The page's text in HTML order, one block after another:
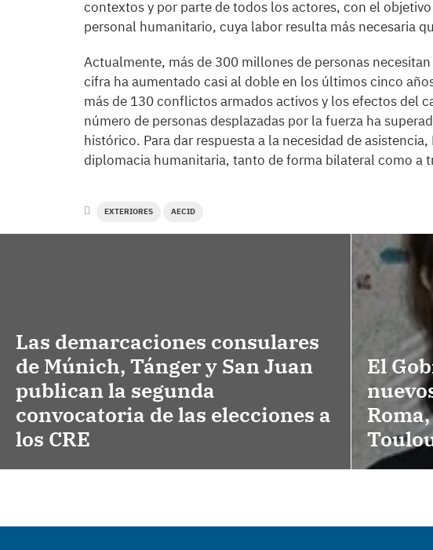
contextos y por parte de todos los actores, con el
personal humanitario, cuya labor resulta más necesaria
Actualmente, más de 300 millones de personas
cifra ha aumentado casi al doble en los últimos cinco
más de 130 conflictos armados activos y los efectos del
número de personas desplazadas por la fuerza ha
histórico. Para dar respuesta a la necesidad de
diplomacia humanitaria, tanto de forma bilateral como a
EXTERIORES AECID
Las demarcaciones consulares
de Múnich, Tánger y San Juan
publican la segunda
convocatoria de las elecciones a
los CRE
El